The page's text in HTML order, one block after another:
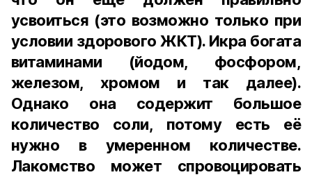
усвоиться (это возможно только при
условии здорового ЖКТ). Икра богата
витаминами (йодом, фосфором,
железом, хромом и так далее).
Однако она содержит большое
количество соли, потому есть её
нужно в умеренном количестве.
Лакомство может спровоцировать